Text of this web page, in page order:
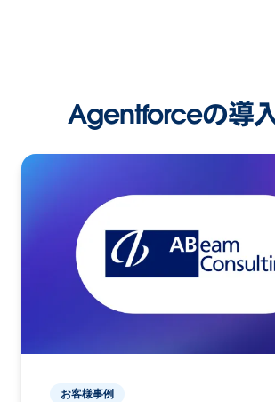
Agentforceの導
お客様事例